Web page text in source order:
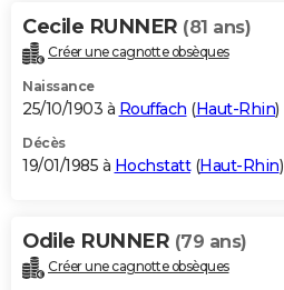
Cecile RUNNER (81 ans)
Créer une cagnotte obsèques
Naissance
25/10/1903 à Rouffach (Haut-Rhin)
Décès
19/01/1985 à Hochstatt(Haut-Rhin)
Odile RUNNER (79 ans)
Créer une cagnotte obsèques